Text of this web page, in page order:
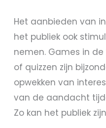
Het aanbieden van
het publiek ook
nemen. Games in
of quizzen zijn
opwekken van
van de aandacht
Zo kan het publiek zijn